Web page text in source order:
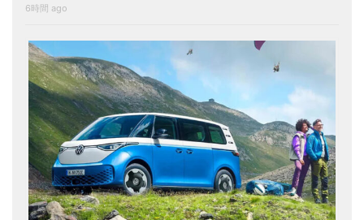
6時間 ago